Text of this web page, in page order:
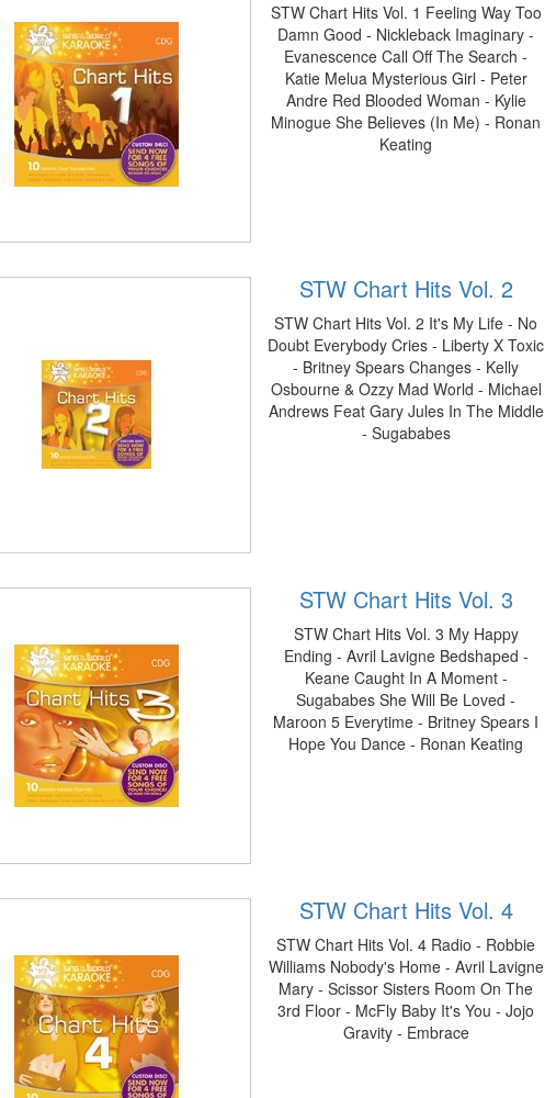
STW Chart Hits Vol. 1 Feeling Way Too
Damn Good - Nickleback Imaginary -
Evanescence Call Off The Search -
Katie Melua Mysterious Girl - Peter
Andre Red Blooded Woman - Kylie
Minogue She Believes (In Me) - Ronan
Keating
STW Chart Hits Vol. 2
STW Chart Hits Vol. 2 It's My Life - No
Doubt Everybody Cries - Liberty X Toxic
- Britney Spears Changes - Kelly
Osbourne & Ozzy Mad World - Michael
Andrews Feat Gary Jules In The Middle
- Sugababes
STW Chart Hits Vol. 3
STW Chart Hits Vol. 3 My Happy
Ending - Avril Lavigne Bedshaped -
Keane Caught In A Moment -
Sugababes She Will Be Loved -
Maroon 5 Everytime - Britney Spears I
Hope You Dance - Ronan Keating
STW Chart Hits Vol. 4
STW Chart Hits Vol. 4 Radio - Robbie
Williams Nobody's Home - Avril Lavigne
Mary - Scissor Sisters Room On The
3rd Floor - McFly Baby It's You - Jojo
Gravity - Embrace